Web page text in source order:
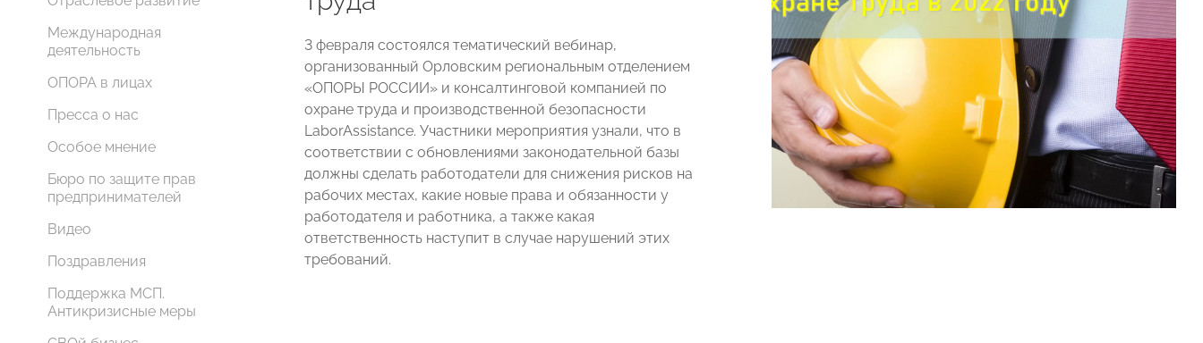
Международная
деятельность
ОПОРА в лицах
Пресса о нас
Особое мнение
Бюро по защите прав
предпринимателей
Видео
Поздравления
Поддержка МСП.
Антикризисные меры
3 февраля состоялся тематический вебинар,
организованный Орловским региональным отделением
«ОПОРЫ РОССИИ» и консалтинговой компанией по
охране труда и производственной безопасности
LaborAssistance. Участники мероприятия узнали, что в
соответствии с обновлениями законодательной базы
должны сделать работодатели для снижения рисков на
рабочих местах, какие новые права и обязанности у
работодателя и работника, а также какая
ответственность наступит в случае нарушений этих
требований.